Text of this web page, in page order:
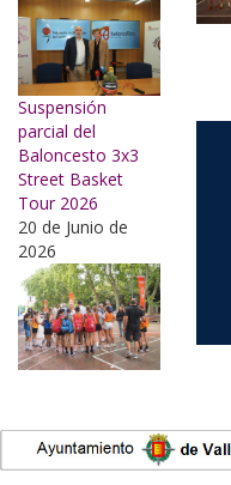
Suspensión
parcial del
Baloncesto 3x3
Street Basket
Tour 2026
20 de Junio de
2026